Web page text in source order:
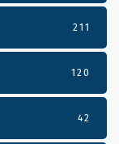
211
120
42